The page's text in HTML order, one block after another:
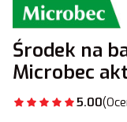
Środek na
Microbec
5.00